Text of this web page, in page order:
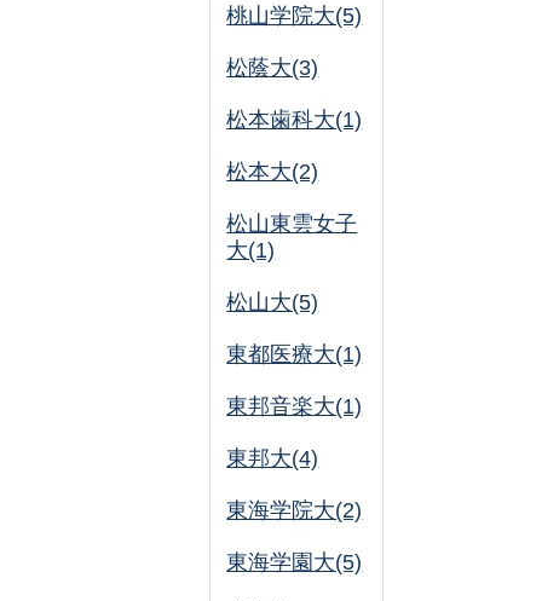
桃山学院大(5)
松蔭大(3)
松本歯科大(1)
松本大(2)
松山東雲女子
大(1)
松山大(5)
東都医療大(1)
東邦音楽大(1)
東邦大(4)
東海学院大(2)
東海学園大(5)